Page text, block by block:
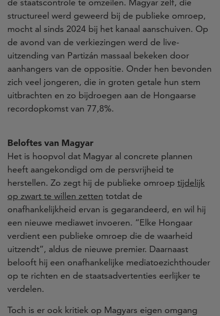
structureel werd geweerd bij de publieke omroep,
mocht al sinds 2024 bij het kanaal aanschuiven. Op
de avond van de verkiezingen werd de live-
uitzending van Partizán massaal bekeken door
aanhangers van de oppositie. Onder hen bevonden
zich veel jongeren, die in groten getale hun stem
uitbrachten en zo bijdroegen aan de Hongaarse
recordopkomst van 77,8%.
Beloftes van Magyar
Het is hoopvol dat Magyar al concrete plannen
heeft aangekondigd om de persvrijheid te
herstellen. Zo zegt hij de publieke omroep tijdelijk
op zwart te willen zetten totdat de
onafhankelijkheid ervan is gegarandeerd, en wil hij
een nieuwe mediawet invoeren. “Elke Hongaar
verdient een publieke omroep die de waarheid
uitzendt”, aldus de nieuwe premier. Daarnaast
belooft hij een onafhankelijke mediatoezichthouder
op te richten en de staatsadvertenties eerlijker te
verdelen.
Toch is er ook kritiek op Magyars eigen omgang